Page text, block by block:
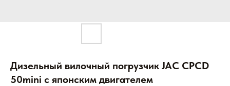
Дизельный вилочный погрузчик JAC CPCD
50mini с японским двигателем